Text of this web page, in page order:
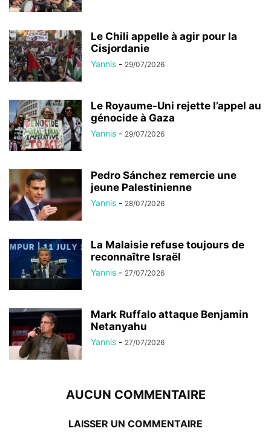
Le Chili appelle à agir pour la
Cisjordanie
Yannis - 29/07/2026
Le Royaume-Uni rejette l’appel au
génocide à Gaza
Yannis - 29/07/2026
Pedro Sánchez remercie une
jeune Palestinienne
Yannis - 28/07/2026
La Malaisie refuse toujours de
reconnaître Israël
Yannis - 27/07/2026
Mark Ruffalo attaque Benjamin
Netanyahu
Yannis - 27/07/2026
AUCUN COMMENTAIRE
LAISSER UN COMMENTAIRE